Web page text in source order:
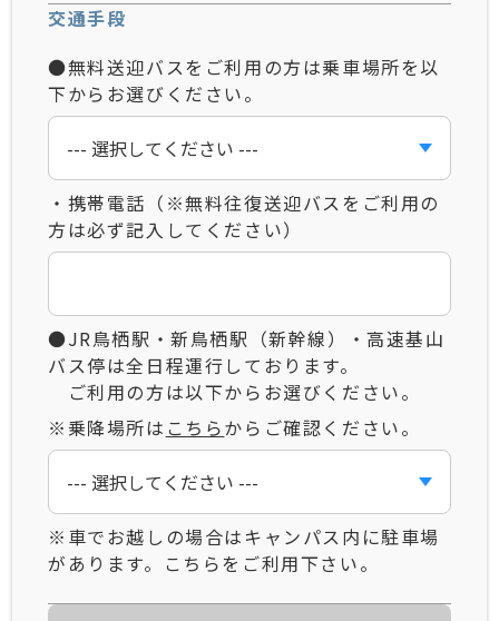
交通手段
●無料送迎バスをご利用の方は乗車場所を以
下からお選びください。
・携帯電話（※無料往復送迎バスをご利用の
方は必ず記入してください）
●JR鳥栖駅・新鳥栖駅（新幹線）・高速基山
バス停は全日程運行しております。
ご利用の方は以下からお選びください。
※乗降場所は こちらからご確認ください。
※車でお越しの場合はキャンパス内に駐車場
があります。こちらをご利用下さい。